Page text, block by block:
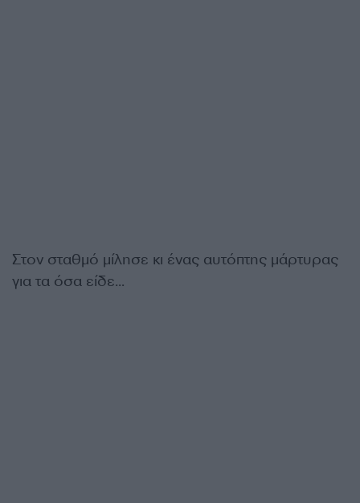
Στον σταθμό μίλησε κι ένας αυτόπτης μάρτυρας
για τα όσα είδε…